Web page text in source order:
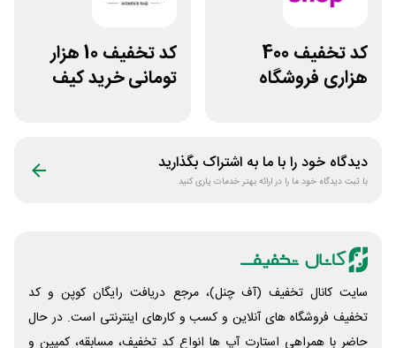
کد تخفیف 400
هزاری فروشگاه
کد تخفیف 10 هزار
تومانی خرید کیف
دیدگاه خود را با ما به اشتراک بگذارید
با ثبت دیدگاه خود ما را در ارائه بهتر خدمات یاری کنید
سایت کانال تخفیف (آف چنل)، مرجع دریافت رایگان کوپن و کد
تخفیف فروشگاه های آنلاین و کسب و‌ کارهای اینترنتی است. در حال
حاضر با همراهی استارت آپ ها انواع کد تخفیف، مسابقه، کمپین و